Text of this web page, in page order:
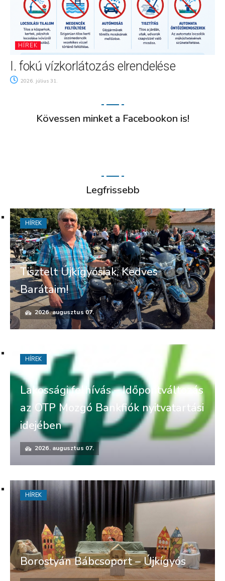
HÍREK
I. fokú vízkorlátozás elrendelése
2026. július 31.
Kövessen minket a Facebookon is!
Legfrissebb
Tisztelt Újkígyósiak, Kedves
Barátaim!
2026. augusztus 07.
HÍREK
Lakossági felhívás – Időpontváltozás
az OTP Mozgó Bankfiók nyitvatartási
idejében
2026. augusztus 07.
HÍREK
Borostyán Bábcsoport – Újkígyós
HÍREK